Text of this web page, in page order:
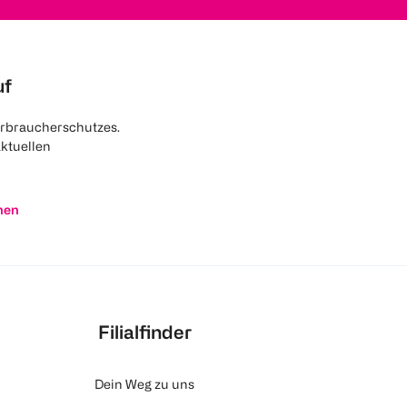
Filialfinder
Dein Weg zu uns